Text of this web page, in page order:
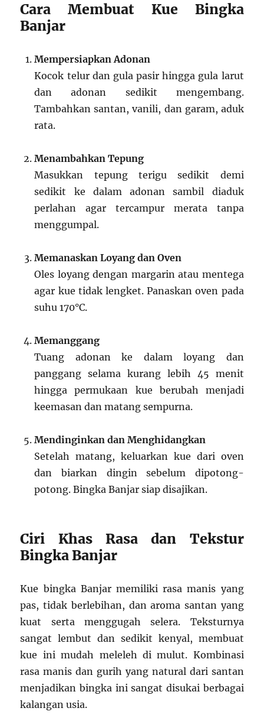
Cara Membuat Kue Bingka
Banjar
Mempersiapkan Adonan
Kocok telur dan gula pasir hingga gula larut
dan adonan sedikit mengembang.
Tambahkan santan, vanili, dan garam, aduk
rata.
Menambahkan Tepung
Masukkan tepung terigu sedikit demi
sedikit ke dalam adonan sambil diaduk
perlahan agar tercampur merata tanpa
menggumpal.
Memanaskan Loyang dan Oven
Oles loyang dengan margarin atau mentega
agar kue tidak lengket. Panaskan oven pada
suhu 170°C.
Memanggang
Tuang adonan ke dalam loyang dan
panggang selama kurang lebih 45 menit
hingga permukaan kue berubah menjadi
keemasan dan matang sempurna.
Mendinginkan dan Menghidangkan
Setelah matang, keluarkan kue dari oven
dan biarkan dingin sebelum dipotong-
potong. Bingka Banjar siap disajikan.
Ciri Khas Rasa dan Tekstur
Bingka Banjar
Kue bingka Banjar memiliki rasa manis yang
pas, tidak berlebihan, dan aroma santan yang
kuat serta menggugah selera. Teksturnya
sangat lembut dan sedikit kenyal, membuat
kue ini mudah meleleh di mulut. Kombinasi
rasa manis dan gurih yang natural dari santan
menjadikan bingka ini sangat disukai berbagai
kalangan usia.